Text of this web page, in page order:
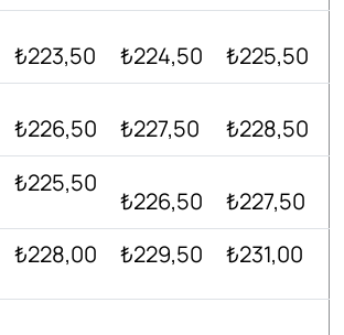
₺223,50 ₺224,50 ₺225,50
₺226,50 ₺227,50 ₺228,50
₺225,50
₺226,50 ₺227,50
₺228,00 ₺229,50 ₺231,00